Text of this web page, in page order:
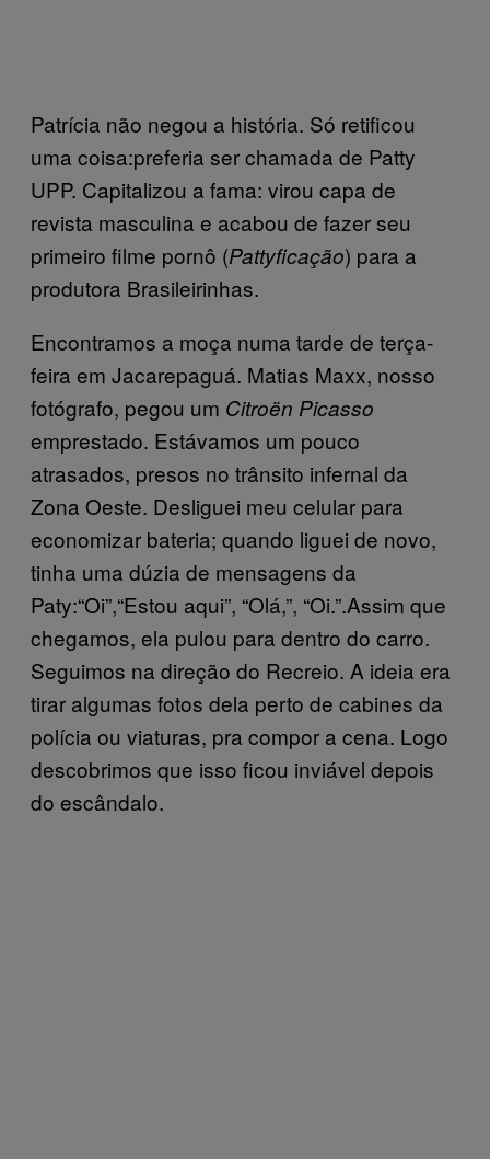
Patrícia não negou a história. Só retificou
uma coisa:preferia ser chamada de Patty
UPP. Capitalizou a fama: virou capa de
revista masculina e acabou de fazer seu
primeiro filme pornô (Pattyficação) para a
produtora Brasileirinhas.
Encontramos a moça numa tarde de terça-
feira em Jacarepaguá. Matias Maxx, nosso
fotógrafo, pegou um Citroën Picasso
emprestado. Estávamos um pouco
atrasados, presos no trânsito infernal da
Zona Oeste. Desliguei meu celular para
economizar bateria; quando liguei de novo,
tinha uma dúzia de mensagens da
Paty:“Oi”,“Estou aqui”, “Olá,”, “Oi.”.Assim que
chegamos, ela pulou para dentro do carro.
Seguimos na direção do Recreio. A ideia era
tirar algumas fotos dela perto de cabines da
polícia ou viaturas, pra compor a cena. Logo
descobrimos que isso ficou inviável depois
do escândalo.